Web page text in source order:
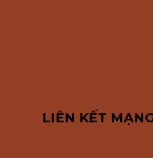
LIÊN KẾT